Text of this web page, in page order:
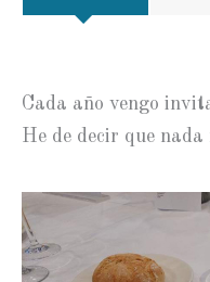
Cada año vengo
He de decir que nada